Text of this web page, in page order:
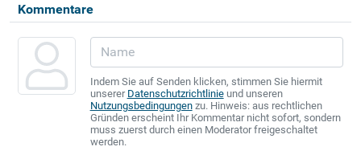
Kommentare
Indem Sie auf Senden klicken, stimmen Sie hiermit
unserer Datenschutzrichtlinieund unseren
Nutzungsbedingungenzu. Hinweis: aus rechtlichen
Gründen erscheint Ihr Kommentar nicht sofort, sondern
muss zuerst durch einen Moderator freigeschaltet
werden.